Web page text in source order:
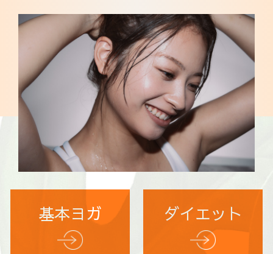
基本ヨガ ダイエット